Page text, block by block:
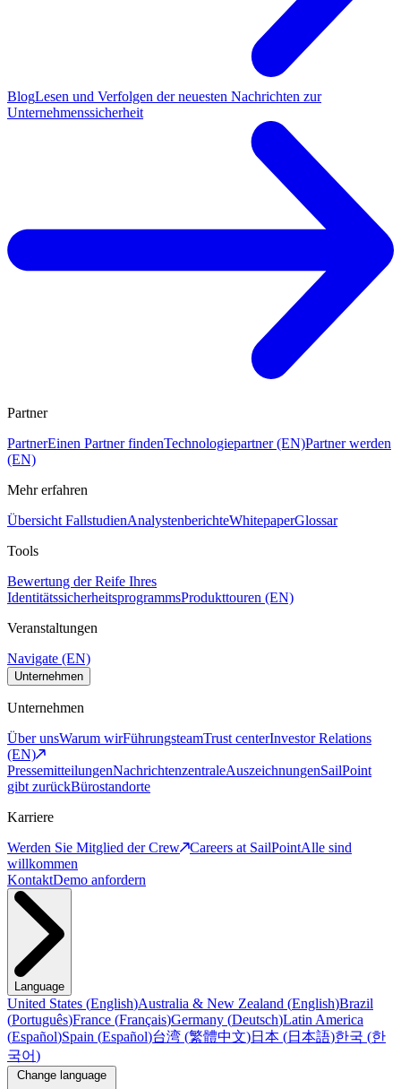
BlogLesen und Verfolgen der neuesten Nachrichten zur
Unternehmenssicherheit
Partner
PartnerEinen Partner findenTechnologiepartner (EN)Partner werden
(EN)
Mehr erfahren
Übersicht FallstudienAnalystenberichteWhitepaperGlossar
Tools
Bewertung der Reife Ihres
IdentitätssicherheitsprogrammsProdukttouren (EN)
Veranstaltungen
Navigate (EN)
Unternehmen
Unternehmen
Über unsWarum wirFührungsteamTrust centerInvestor Relations
(EN)
PressemitteilungenNachrichtenzentraleAuszeichnungenSailPoint
gibt zurückBürostandorte
Karriere
Werden Sie Mitglied der Crew
Careers at SailPointAlle sind
willkommen
KontaktDemo anfordern
Language
United States (English)Australia & New Zealand (English)Brazil
(Português)France (Français)Germany (Deutsch)Latin America
(Español)Spain (Español)台湾 (繁體中文)日本 (日本語)한국 (한
국어)
Change language